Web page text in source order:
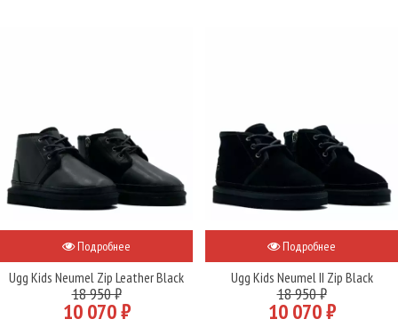
Подробнее
Ugg Kids Neumel Zip Leather Black
18 950 ₽
10 070 ₽
Подробнее
Ugg Kids Neumel II Zip Black
18 950 ₽
10 070 ₽